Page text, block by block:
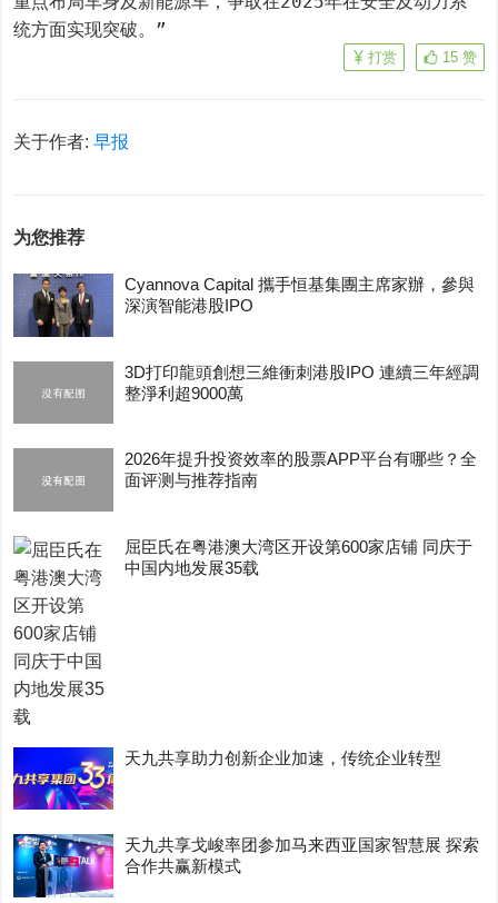
统方面实现突破。”
15 赞
打赏
关于作者:早报
为您推荐
Cyannova Capital 攜手恒基集團主席家辦，參與
深演智能港股IPO
3D打印龍頭創想三維衝刺港股IPO 連續三年經調
整淨利超9000萬
2026年提升投资效率的股票APP平台有哪些？全
面评测与推荐指南
屈臣氏在粤港澳大湾区开设第600家店铺 同庆于
中国内地发展35载
天九共享助力创新企业加速，传统企业转型
天九共享戈峻率团参加马来西亚国家智慧展 探索
合作共赢新模式